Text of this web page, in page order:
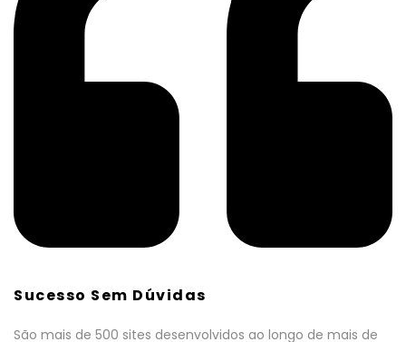
Sucesso Sem Dúvidas
São mais de 500 sites desenvolvidos ao longo de mais de